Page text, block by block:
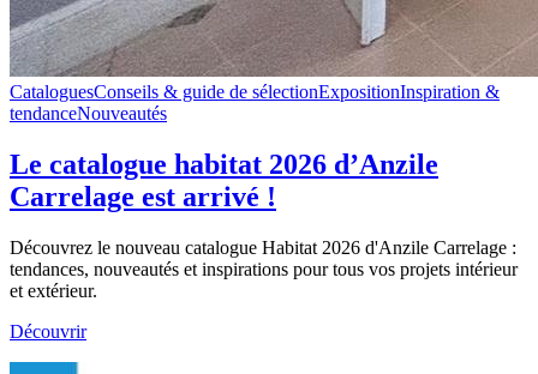
CataloguesConseils & guide de sélectionExpositionInspiration &
tendanceNouveautés
Le catalogue habitat 2026 d’Anzile
Carrelage est arrivé !
Découvrez le nouveau catalogue Habitat 2026 d'Anzile Carrelage :
tendances, nouveautés et inspirations pour tous vos projets intérieur
et extérieur.
Découvrir